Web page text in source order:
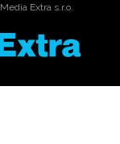
Extra s.r.o.